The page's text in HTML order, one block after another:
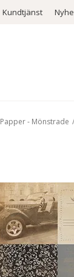
Kundtjänst
Papper - Mönstrade /